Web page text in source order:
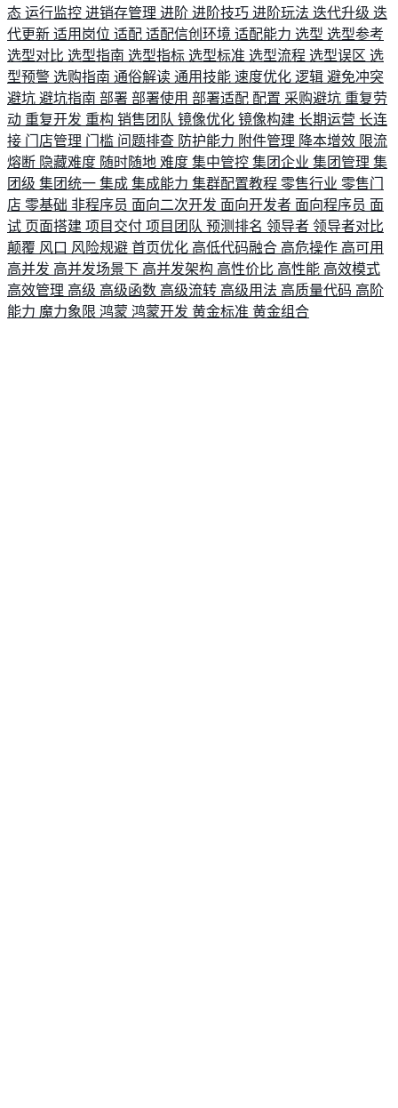
态 运行监控 进销存管理 进阶 进阶技巧 进阶玩法 迭代升级 迭
代更新 适用岗位 适配 适配信创环境 适配能力 选型 选型参考
选型对比 选型指南 选型指标 选型标准 选型流程 选型误区 选
型预警 选购指南 通俗解读 通用技能 速度优化 逻辑 避免冲突
避坑 避坑指南 部署 部署使用 部署适配 配置 采购避坑 重复劳
动 重复开发 重构 销售团队 镜像优化 镜像构建 长期运营 长连
接 门店管理 门槛 问题排查 防护能力 附件管理 降本增效 限流
熔断 隐藏难度 随时随地 难度 集中管控 集团企业 集团管理 集
团级 集团统一 集成 集成能力 集群配置教程 零售行业 零售门
店 零基础 非程序员 面向二次开发 面向开发者 面向程序员 面
试 页面搭建 项目交付 项目团队 预测排名 领导者 领导者对比
颠覆 风口 风险规避 首页优化 高低代码融合 高危操作 高可用
高并发 高并发场景下 高并发架构 高性价比 高性能 高效模式
高效管理 高级 高级函数 高级流转 高级用法 高质量代码 高阶
能力 魔力象限 鸿蒙 鸿蒙开发 黄金标准 黄金组合